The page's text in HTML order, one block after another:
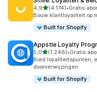
4,9van 5 sterren
(4.174)
4174 recensies in totaal
•Gratis
Bouw klantloyaliteit op
Built for Shopify
Appstle Loyalty
5,0van 5 sterren
(1.246)
1246 recensies in totaal
•Gratis
Bied loyaliteitspunten,
doorverwijzingen
Built for Shopify